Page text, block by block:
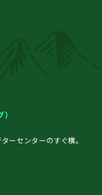
ーセンターのすぐ横。